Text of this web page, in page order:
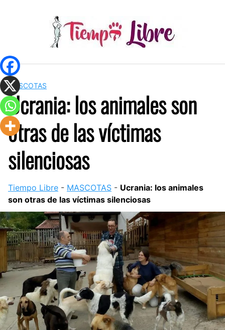
MASCOTAS
Ucrania: los animales son
otras de las víctimas
silenciosas
Tiempo Libre - MASCOTAS - Ucrania: los animales
son otras de las víctimas silenciosas